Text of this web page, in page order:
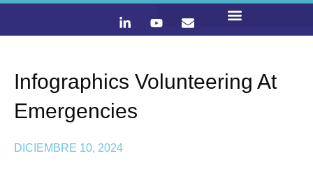
Infographics Volunteering At
Emergencies
DICIEMBRE 10, 2024